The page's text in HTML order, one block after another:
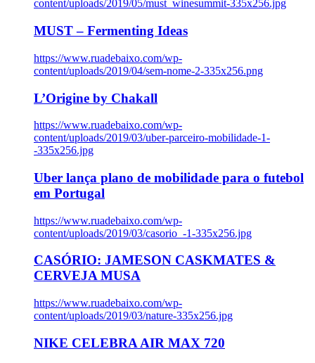
content/uploads/2019/05/must_winesummit-335x256.jpg
MUST – Fermenting Ideas
https://www.ruadebaixo.com/wp-
content/uploads/2019/04/sem-nome-2-335x256.png
L’Origine by Chakall
https://www.ruadebaixo.com/wp-
content/uploads/2019/03/uber-parceiro-mobilidade-1-
-335x256.jpg
Uber lança plano de mobilidade para o futebol
em Portugal
https://www.ruadebaixo.com/wp-
content/uploads/2019/03/casorio_-1-335x256.jpg
CASÓRIO: JAMESON CASKMATES &
CERVEJA MUSA
https://www.ruadebaixo.com/wp-
content/uploads/2019/03/nature-335x256.jpg
NIKE CELEBRA AIR MAX 720